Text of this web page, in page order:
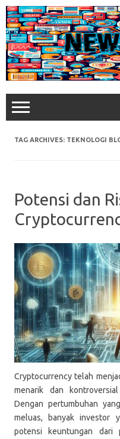
Skip
to
content
TAG ARCHIVES: TEKNOLOGI
Potensi dan
Cryptocurrency telah
menarik dan
Dengan pertumbuhan
meluas, banyak investor
potensi keuntungan dari